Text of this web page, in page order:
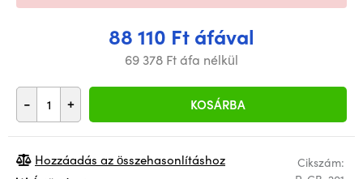
88 110 Ft áfával
69 378 Ft áfa nélkül
- + KOSÁRBA
Cikszám:
Hozzáadás az összehasonlításhoz